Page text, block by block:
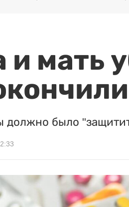
и мать
должно было